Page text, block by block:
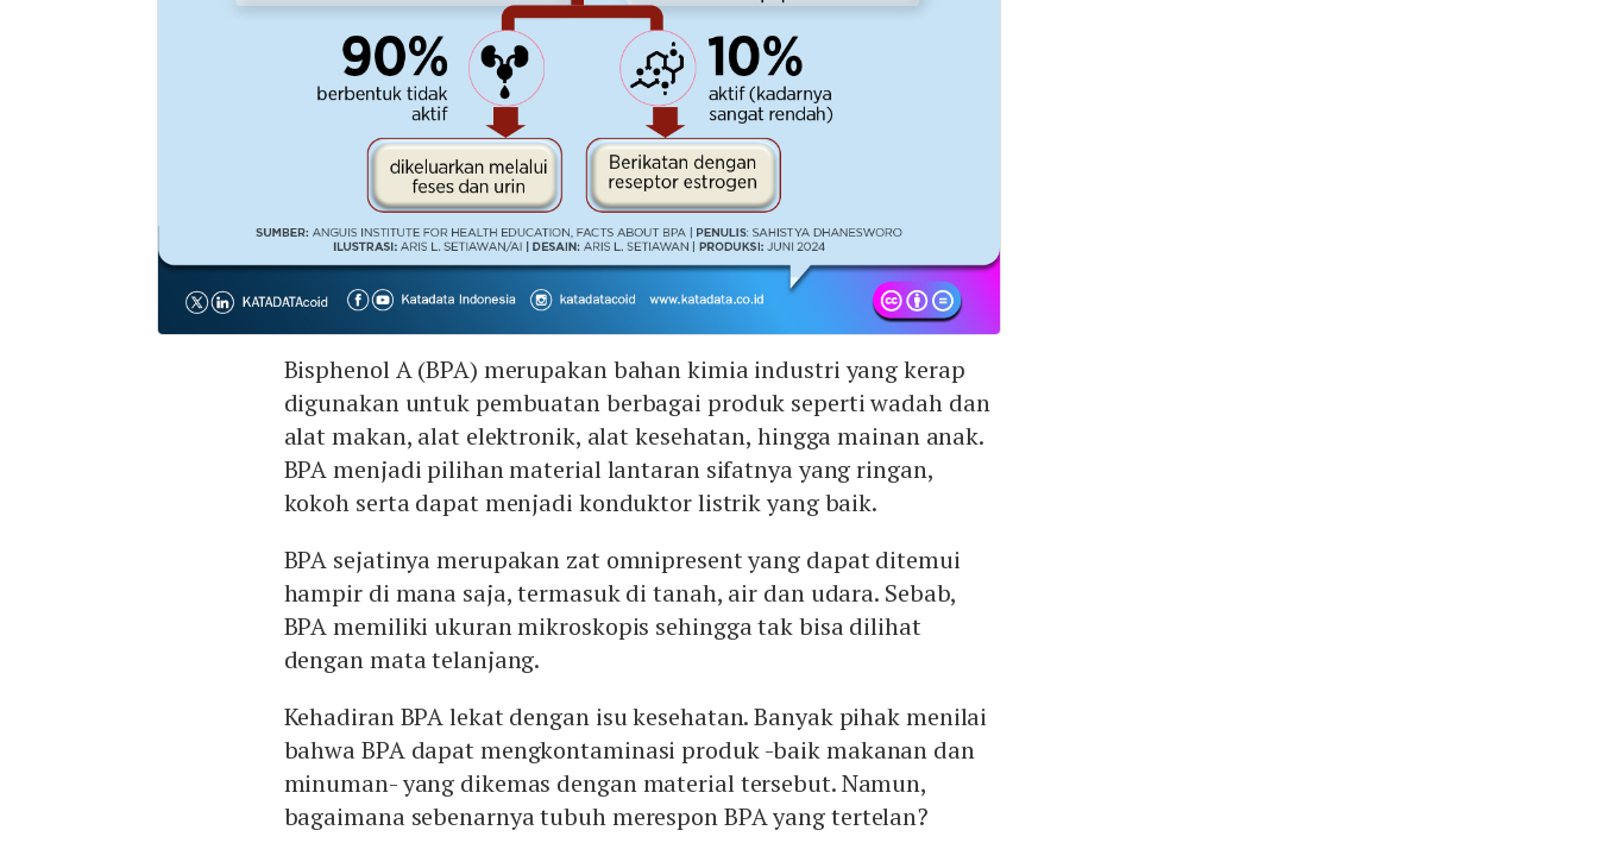
Bisphenol A (BPA) merupakan bahan kimia industri yang kerap
digunakan untuk pembuatan berbagai produk seperti wadah dan
alat makan, alat elektronik, alat kesehatan, hingga mainan anak.
BPA menjadi pilihan material lantaran sifatnya yang ringan,
kokoh serta dapat menjadi konduktor listrik yang baik.
BPA sejatinya merupakan zat omnipresent yang dapat ditemui
hampir di mana saja, termasuk di tanah, air dan udara. Sebab,
BPA memiliki ukuran mikroskopis sehingga tak bisa dilihat
dengan mata telanjang.
Kehadiran BPA lekat dengan isu kesehatan. Banyak pihak menilai
bahwa BPA dapat mengkontaminasi produk -baik makanan dan
minuman- yang dikemas dengan material tersebut. Namun,
bagaimana sebenarnya tubuh merespon BPA yang tertelan?